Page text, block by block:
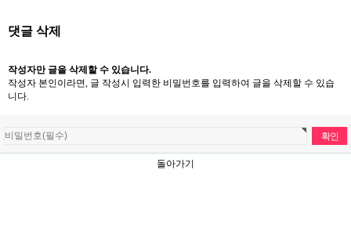
댓글 삭제
작성자만 글을 삭제할 수 있습니다.
작성자 본인이라면, 글 작성시 입력한 비밀번호를 입력하여 글을 삭제할 수 있습
니다.
돌아가기